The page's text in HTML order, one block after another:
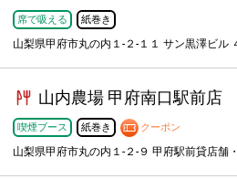
席で吸える 紙巻き
山梨県甲府市丸の内１-２-１１ サン黒澤ビル
山内農場 甲府南口駅前店
喫煙ブース 紙巻き クーポン
山梨県甲府市丸の内１-２-９ 甲府駅前貸店舗